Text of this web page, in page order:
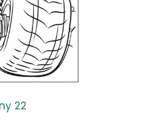
22